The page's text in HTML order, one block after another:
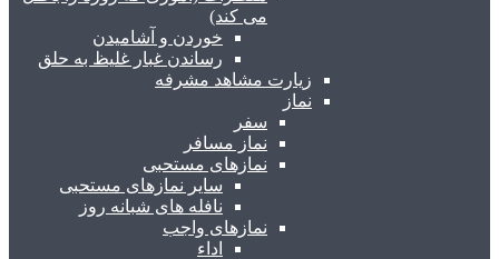
می کند)
خوردن و آشامیدن
رساندن غبار غلیظ به حلق
زیارت مشاهد مشرفه
نماز
سفر
نماز مسافر
نمازهای مستحبی
سایر نمازهای مستحبی
نافله های شبانه روز
نمازهای واجب
اداء